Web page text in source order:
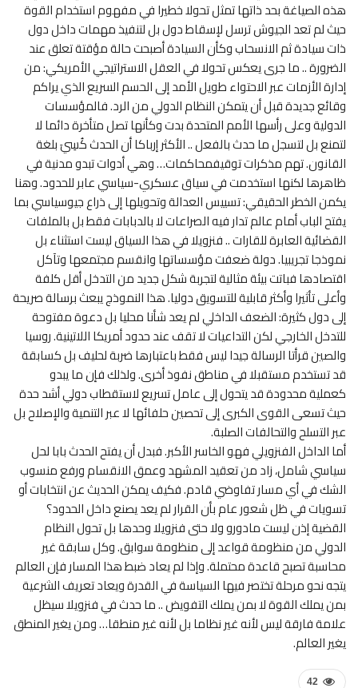
هذه الصياغة بحد ذاتها تمثل تحولا خطيرا في مفهوم استخدام القوة
حيث لم تعد الجيوش ترسل لإسقاط دول بل لتنفيذ مهمات داخل دول
ذات سيادة ثم الانسحاب وكأن السيادة أصبحت حالة مؤقتة تعلق عند
الضرورة .. ما جرى يعكس تحولا في العقل الاستراتيجي الأمريكي: من
إدارة الأزمات عبر الاحتواء طويل الأمد إلى الحسم السريع الذي يراكم
وقائع جديدة قبل أن يتمكن النظام الدولي من الرد. فالمؤسسات
الدولية وعلى رأسها الأمم المتحدة بدت وكأنها تصل متأخرة دائما لا
لتمنع بل لتسجل ما حدث بالفعل .. الأكثر إرباكا أن الحدث كُسِيَ بلغة
القانون. تهم مذكرات توقيفمحاكمات… وهي أدوات تبدو مدنية في
ظاهرها لكنها استخدمت في سياق عسكري-سياسي عابر للحدود. وهنا
يكمن الخطر الحقيقي: تسييس العدالة وتحويلها إلى ذراع جيوسياسي بما
يفتح الباب أمام عالم تدار فيه الصراعات لا بالدبابات فقط بل بالملفات
القضائية العابرة للقارات .. فنزويلا في هذا السياق ليست استثناء بل
نموذجا تجريبيا. دولة ضعفت مؤسساتها وانقسم مجتمعها وتآكل
اقتصادها فباتت بيئة مثالية لتجربة شكل جديد من التدخل أقل كلفة
وأعلى تأثيرا وأكثر قابلية للتسويق دوليا. هذا النموذج يبعث برسالة صريحة
إلى دول كثيرة: الضعف الداخلي لم يعد شأنا محليا بل دعوة مفتوحة
للتدخل الخارجي لكن التداعيات لا تقف عند حدود أمريكا اللاتينية. روسيا
والصين قرأتا الرسالة جيدا ليس فقط باعتبارها ضربة لحليف بل كسابقة
قد تستخدم مستقبلا في مناطق نفوذ أخرى. ولذلك فإن ما يبدو
كعملية محدودة قد يتحول إلى عامل تسريع لاستقطاب دولي أشد حدة
حيث تسعى القوى الكبرى إلى تحصين حلفائها لا عبر التنمية والإصلاح بل
عبر التسلح والتحالفات الصلبة.
أما الداخل الفنزويلي فهو الخاسر الأكبر. فبدل أن يفتح الحدث بابا لحل
سياسي شامل، زاد من تعقيد المشهد وعمق الانقسام ورفع منسوب
الشك في أي مسار تفاوضي قادم. فكيف يمكن الحديث عن انتخابات أو
تسويات في ظل شعور عام بأن القرار لم يعد يصنع داخل الحدود؟
القضية إذن ليست مادورو ولا حتى فنزويلا وحدها بل تحول النظام
الدولي من منظومة قواعد إلى منظومة سوابق. وكل سابقة غير
محاسبة تصبح قاعدة محتملة. وإذا لم يعاد ضبط هذا المسار فإن العالم
يتجه نحو مرحلة تختصر فيها السياسة في القدرة ويعاد تعريف الشرعية
بمن يملك القوة لا بمن يملك التفويض .. ما حدث في فنزويلا سيظل
علامة فارقة ليس لأنه غير نظاما بل لأنه غير منطقا… ومن يغير المنطق
يغير العالم.
42